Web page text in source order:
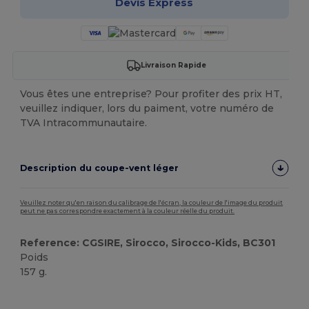
Livraison Rapide
Vous êtes une entreprise? Pour profiter des prix HT,
veuillez indiquer, lors du paiment, votre numéro de
TVA Intracommunautaire.
Description du coupe-vent léger
Veuillez noter qu'en raison du calibrage de l'écran, la couleur de l'image du produit
peut ne pas correspondre exactement à la couleur réelle du produit.
Reference: CGSIRE, Sirocco, Sirocco-Kids, BC301
Poids
157 g.